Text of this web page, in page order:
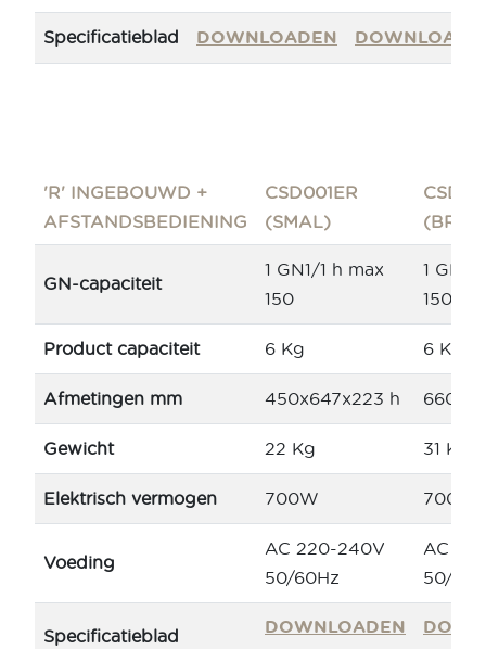
Specificatieblad DOWNLOADEN
'R' INGEBOUWD +
AFSTANDSBEDIENING
CSD001ER
(SMAL)
GN-capaciteit
1 GN1/1 h max
150
1 GN1/
150
Product capaciteit 6 Kg 6 Kg
Afmetingen mm 450x647x223 h
Gewicht 22 Kg 31 Kg
Elektrisch vermogen 700W 700W
Voeding
AC 220-240V
50/60Hz
AC
50/
Specificatieblad DOWNLOADEN